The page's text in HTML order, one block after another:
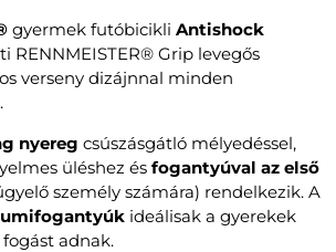
gyermek futóbicikli Antishock
RENNMEISTER® Grip levegős
verseny dizájnnal minden
nyereg csúszásgátló mélyedéssel,
üléshez és fogantyúval az első
személy számára) rendelkezik. A
ideálisak a gyerekek
adnak.